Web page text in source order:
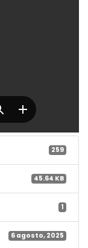
259
45.64 KB
1
6 agosto, 2025